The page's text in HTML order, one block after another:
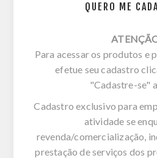
QUERO ME
Para acessar os produtos e
efetue seu cadastro
"Cadastre-se"
Cadastro exclusivo para
atividade se
revenda/comercialização,
prestação de serviços dos